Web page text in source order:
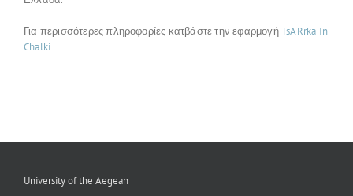
Για περισσότερες πληροφορίες κατβάστε την εφαρμογήTsARrka In
Chalki
University of the Aegean